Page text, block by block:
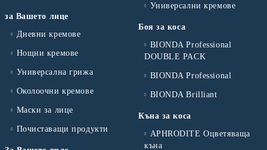
за Вашето лице
Дневни кремове
Нощни кремове
Универсална грижа
Околоочни кремове
Маски за лице
Почиставащи продукти
Универсални кремове
Боя за коса
BIONDA Professional
DOUBLE PACK
BIONDA Professional
BIONDA Brilliant
Къна за коса
APHRODITE Оцветяваща
къна